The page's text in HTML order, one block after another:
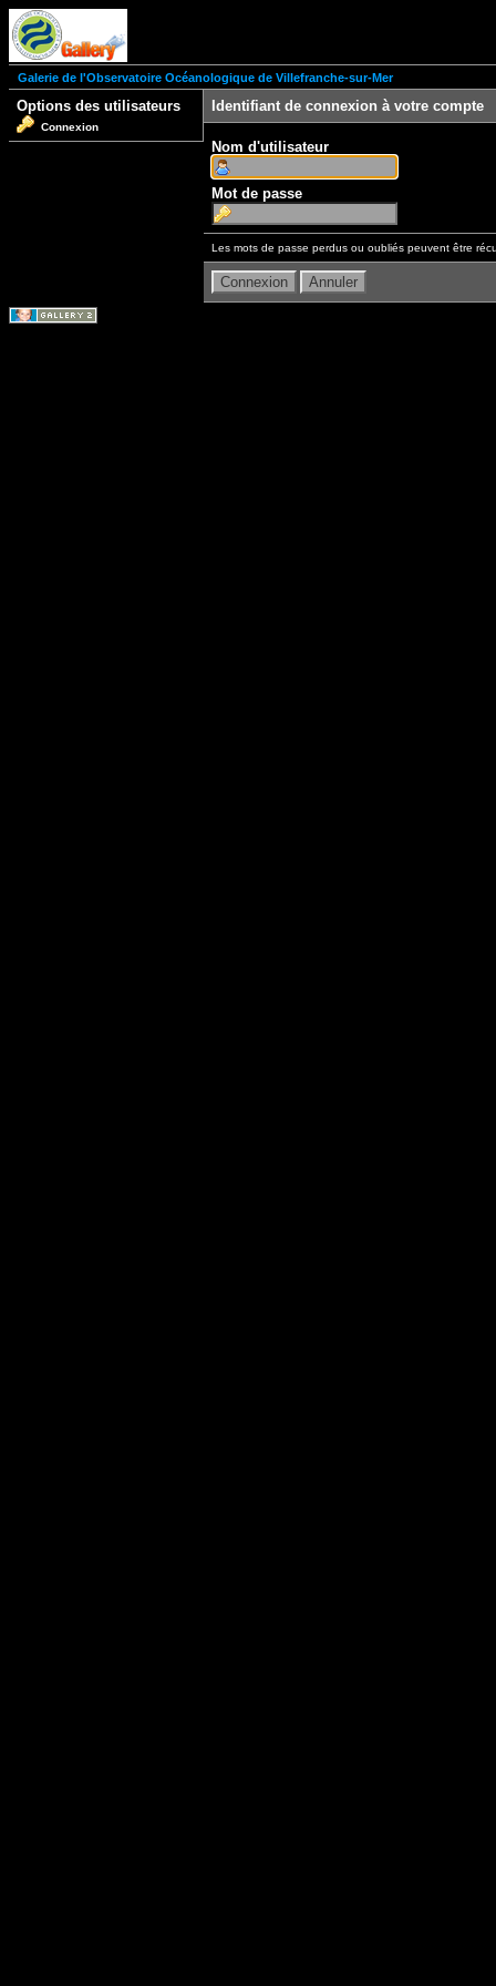
Galerie de l'Observatoire Océanologique de Villefranche-sur-Mer
Options des utilisateurs
Connexion
Identifiant de connexion à votre compte
Nom d'utilisateur
Mot de passe
Les mots de passe perdus ou oubliés peuvent être